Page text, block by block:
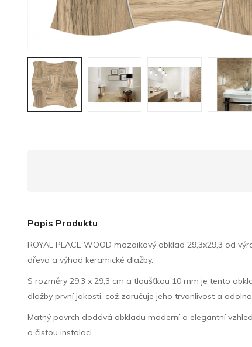
Popis Produktu
ROYAL PLACE WOOD mozaikový obklad 29,3x29,3 od
dřeva a výhod keramické dlažby.
S rozměry 29,3 x 29,3 cm a tloušťkou 10 mm je tento
dlažby první jakosti, což zaručuje jeho trvanlivost a
Matný povrch dodává obkladu moderní a elegantní
a čistou instalaci.